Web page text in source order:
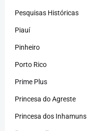
Pesquisas Históricas
Piauí
Pinheiro
Porto Rico
Prime Plus
Princesa do Agreste
Princesa dos Inhamuns